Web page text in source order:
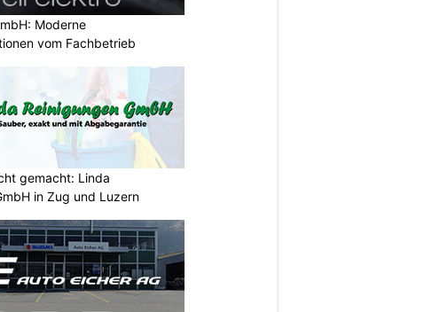
Moderne
vom Fachbetrieb
gemacht: Linda
in Zug und Luzern